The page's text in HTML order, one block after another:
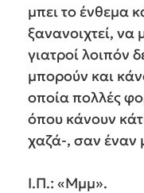
μπει το ένθεμα
ξανανοιχτεί, να
γιατροί λοιπόν
μπορούν και
οποία πολλές
όπου κάνουν
χαζά-, σαν έναν
Ι.Π.: «Μμμ».